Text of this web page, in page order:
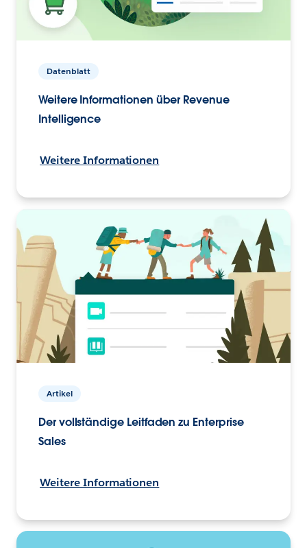
Datenblatt
Weitere Informationen über Revenue
Intelligence
Weitere Informationen
Artikel
Der vollständige Leitfaden zu Enterprise
Sales
Weitere Informationen